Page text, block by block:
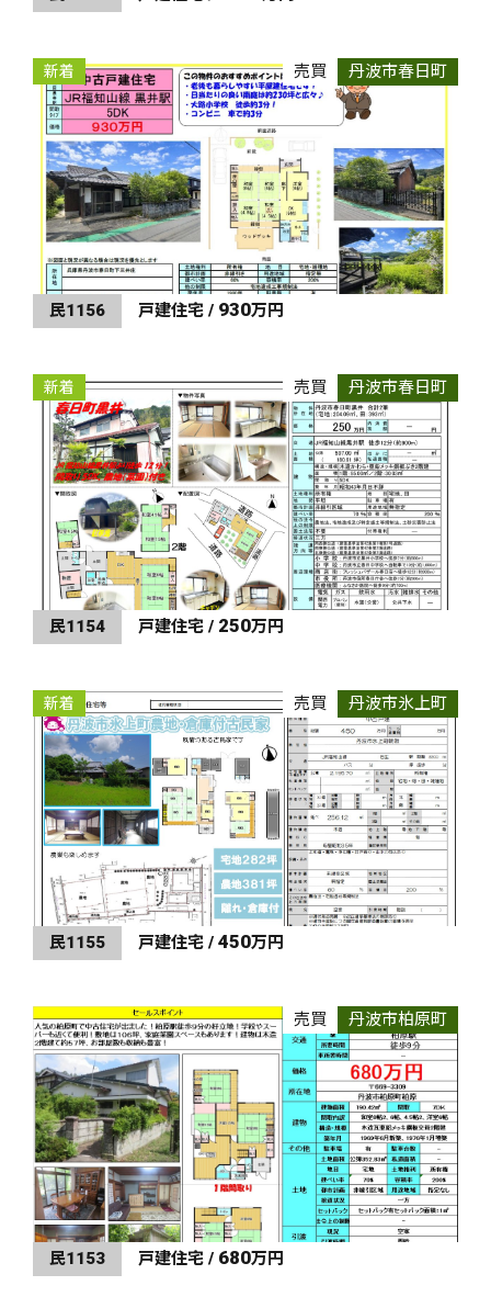
新着 売買 丹波市春日町
民1156 戸建住宅 / 930万円
新着 売買 丹波市春日町
民1154 戸建住宅 / 250万円
新着 売買 丹波市氷上町
民1155 戸建住宅 / 450万円
売買 丹波市柏原町
民1153 戸建住宅 / 680万円